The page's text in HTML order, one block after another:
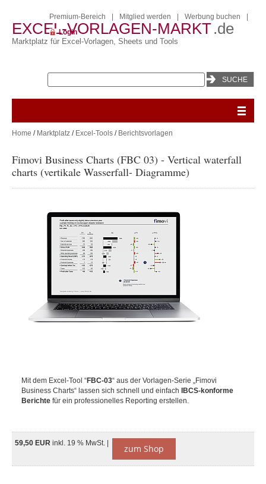
EXCEL-VORLAGEN-MARKT.de
Marktplatz für Excel-Vorlagen, Sheets und Tools
Premium-Bereich Mitglied werden Werbung buchen
Login
Home / Marktplatz / Excel-Tools / Berichtsvorlagen
Fimovi Business Charts (FBC 03) - Vertical waterfall
charts (vertikale Wasserfall- Diagramme)
Mit dem Excel-Tool “FBC-03“ aus der Vorlagen-Serie „Fimovi
Business Charts“ lassen sich schnell und einfach
IBCS-konforme
Berichte für ein professionelles Reporting erstellen.
59,50 EUR inkl. 19 % MwSt. | zum Shop